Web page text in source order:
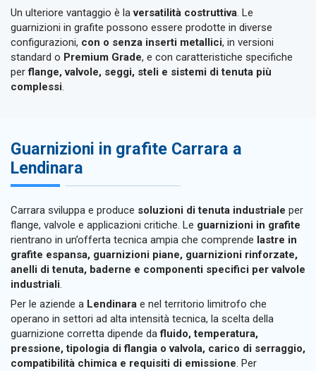
Un ulteriore vantaggio è laversatilità costruttiva. Le
guarnizioni in grafite possono essere prodotte in diverse
configurazioni, con o senza inserti metallici, in versioni
standard o Premium Grade, e con caratteristiche specifiche
perflange, valvole, seggi, steli e sistemi di tenuta più
complessi.
Guarnizioni in grafite Carrara a
Lendinara
Carrara sviluppa e produce soluzioni di tenuta industriale per
flange, valvole e applicazioni critiche. Le guarnizioni in grafite
rientrano in un’offerta tecnica ampia che comprende lastre in
grafite espansa, guarnizioni piane, guarnizioni rinforzate,
anelli di tenuta, baderne e componenti specifici per valvole
industriali
Per le aziende a Lendinara e nel territorio limitrofo che
operano in settori ad alta intensità tecnica, la scelta della
guarnizione corretta dipende dafluido, temperatura,
pressione, tipologia di flangia o valvola, carico di serraggio,
compatibilità chimica e requisiti di emissione. Per